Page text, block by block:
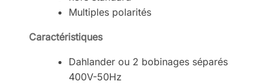
Multiples polarités
Caractéristiques
Dahlander ou 2 bobinages séparés
400V-50Hz